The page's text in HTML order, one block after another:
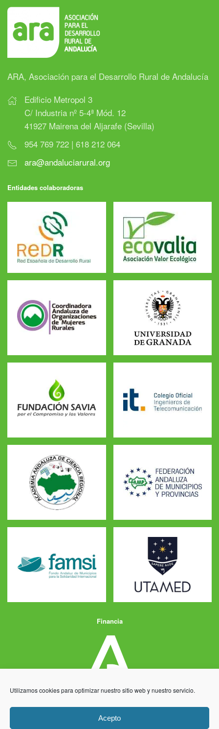
Utilizamos cookies para optimizar nuestro sitio web y nuestro servicio.
Acepto
ARA, Asociación para el Desarrollo Rural de Andalucía
Edificio Metropol 3
C/ Industria nº 5-4ª Mód. 12
41927 Mairena del Aljarafe (Sevilla)
954 769 722 | 618 212 064
ara@andaluciarural.org
Entidades colaboradoras
Financia